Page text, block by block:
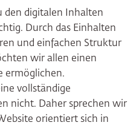
den digitalen Inhalten
Durch das Einhalten
und einfachen Struktur
wir allen einen
ermöglichen.
vollständige
nicht. Daher sprechen wir
orientiert sich in